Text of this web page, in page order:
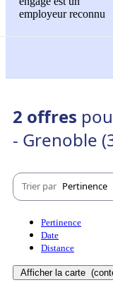
employeur reconnu
2 offres
- Grenoble
Trier par Pertinence
Pertinence
Date
Distance
Afficher la carte